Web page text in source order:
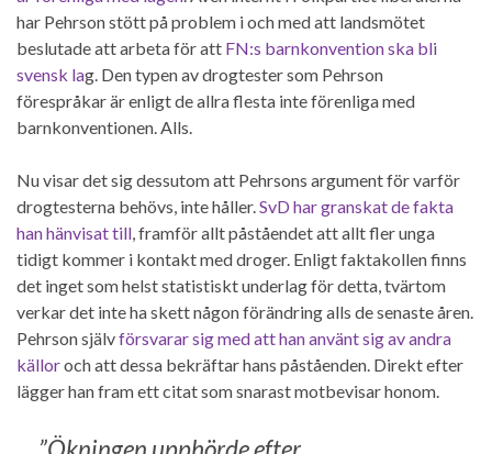
har Pehrson stött på problem i och med att landsmötet
beslutade att arbeta för att FN:s barnkonvention ska bli
svensk lag. Den typen av drogtester som Pehrson
förespråkar är enligt de allra flesta inte förenliga med
barnkonventionen. Alls.
Nu visar det sig dessutom att Pehrsons argument för varför
drogtesterna behövs, inte håller.SvD har granskat de fakta
han hänvisat till, framför allt påståendet att allt fler unga
tidigt kommer i kontakt med droger. Enligt faktakollen finns
det inget som helst statistiskt underlag för detta, tvärtom
verkar det inte ha skett någon förändring alls de senaste åren.
Pehrson självförsvarar sig med att han använt sig av andra
källoroch att dessa bekräftar hans påståenden. Direkt efter
lägger han fram ett citat som snarast motbevisar honom.